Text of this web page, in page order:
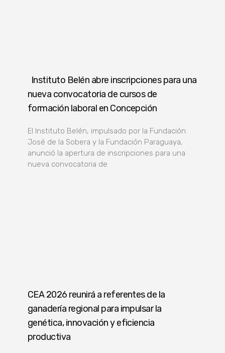
Instituto Belén abre inscripciones para una
nueva convocatoria de cursos de
formación laboral en Concepción
El Instituto Belén, impulsado por la Fundación
José de la Sobera y la Fundación Paraguaya,
anunció la apertura de inscripciones para una
nueva convocatoria de
CEA 2026 reunirá a referentes de la
ganadería regional para impulsar la
genética, innovación y eficiencia
productiva